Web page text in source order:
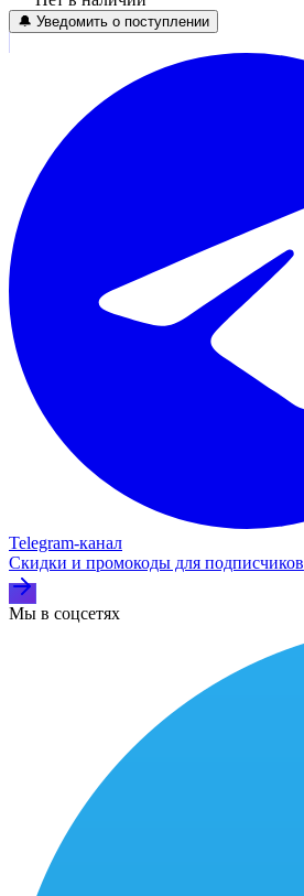
🔔 Уведомить о поступлении
Telegram‑канал
Скидки и промокоды для подписчиков
Мы в соцсетях